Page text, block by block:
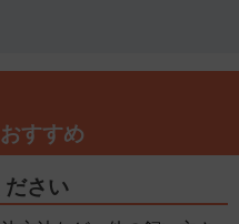
すすめ
ださい